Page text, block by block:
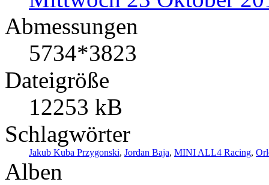
Abmessungen
5734*3823
Dateigröße
12253 kB
Schlagwörter
Jakub Kuba Przygonski, Jordan Baja, MINI ALL4 Racing,
Alben